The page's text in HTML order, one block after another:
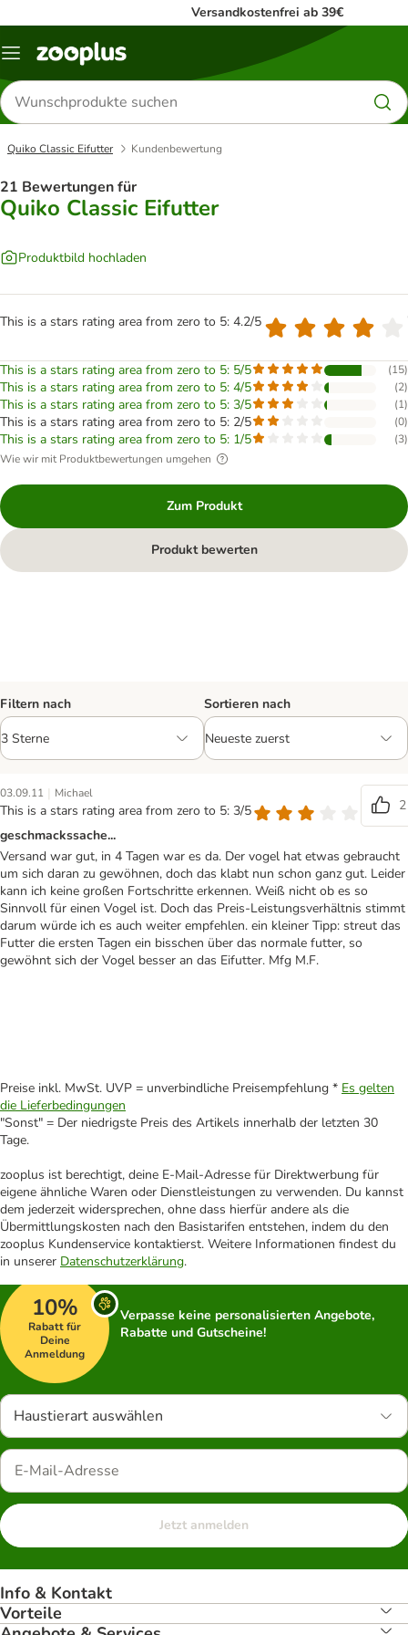
Versandkostenfrei ab 39€
Menü
Produkte
suchen
Quiko Classic Eifutter Kundenbewertung
21 Bewertungen für
Quiko Classic Eifutter
Produktbild hochladen
This is a stars rating area from zero to 5: 4.2/5
This is a stars rating area from zero to 5: 5/5 (15)
This is a stars rating area from zero to 5: 4/5 (2)
This is a stars rating area from zero to 5: 3/5 (1)
This is a stars rating area from zero to 5: 2/5 (0)
This is a stars rating area from zero to 5: 1/5 (3)
Wie wir mit Produktbewertungen umgehen
Zum Produkt
Produkt bewerten
Filtern nach Sortieren nach
03.09.11 | Michael
This is a stars rating area from zero to 5: 3/5
2
geschmackssache...
Versand war gut, in 4 Tagen war es da. Der vogel hat etwas gebraucht
um sich daran zu gewöhnen, doch das klabt nun schon ganz gut. Leider
kann ich keine großen Fortschritte erkennen. Weiß nicht ob es so
Sinnvoll für einen Vogel ist. Doch das Preis-Leistungsverhältnis stimmt
darum würde ich es auch weiter empfehlen. ein kleiner Tipp: streut das
Futter die ersten Tagen ein bisschen über das normale futter, so
gewöhnt sich der Vogel besser an das Eifutter. Mfg M.F.
Preise inkl. MwSt. UVP = unverbindliche Preisempfehlung * Es gelten
die Lieferbedingungen
"Sonst" = Der niedrigste Preis des Artikels innerhalb der letzten 30
Tage.
zooplus ist berechtigt, deine E-Mail-Adresse für Direktwerbung für
eigene ähnliche Waren oder Dienstleistungen zu verwenden. Du kannst
dem jederzeit widersprechen, ohne dass hierfür andere als die
Übermittlungskosten nach den Basistarifen entstehen, indem du den
zooplus Kundenservice kontaktierst. Weitere Informationen findest du
in unserer Datenschutzerklärung.
10%
Rabatt für
Deine
Anmeldung
Verpasse keine personalisierten Angebote,
Rabatte und Gutscheine!
Haustierart auswählen
Jetzt anmelden
Info & Kontakt
Vorteile